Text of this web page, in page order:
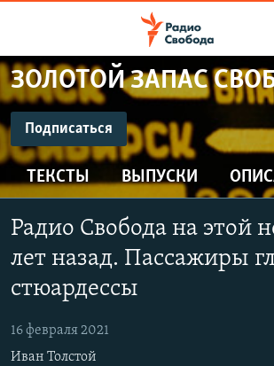
упрощенного
доступа
Вернуться
к
основному
содержанию
Вернутся
главной
навигации
поиску
ПРОГРАММЫ
ПОДКАСТЫ
АВТОРСКИЕ ПРОЕКТЫ
ЦИТАТЫ СВОБОДЫ
МНЕНИЯ
КУЛЬТУРА
IDEL.РЕАЛИИ
СЕВЕР.РЕАЛИИ
ЗОЛОТОЙ ЗАПАС
Подписаться
ПОДПИСАТЬСЯ
Подписаться
ТЕКСТЫ ВЫПУСКИ
Радио Свобода на этой
лет назад. Пассажиры
стюардессы
16 февраля 2021
Иван Толстой